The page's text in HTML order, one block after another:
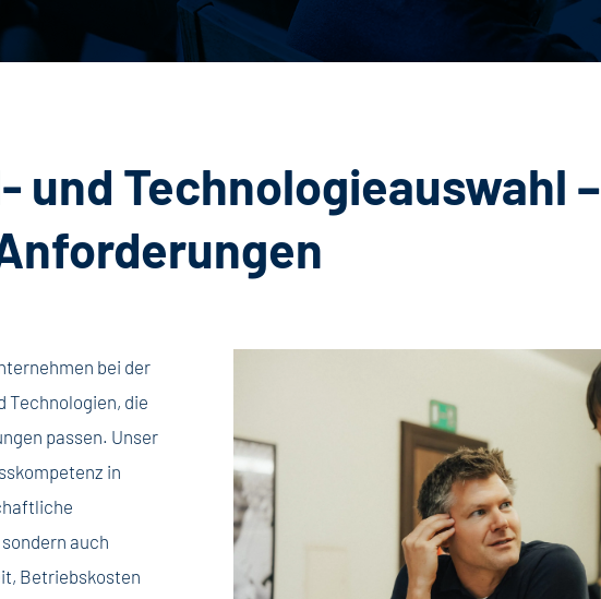
Technologieauswahl –
bei der
Technologien, die
passen. Unser
in
auch
Betriebskosten